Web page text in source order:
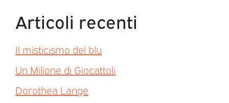
Articoli recenti
Il misticismo del blu
Un Milione di Giocattoli
Dorothea Lange